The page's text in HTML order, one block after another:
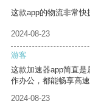
这款app的物流非常快
2024-08-23
游客
这款加速器app简直
作办公，都能畅享高
2024-08-23